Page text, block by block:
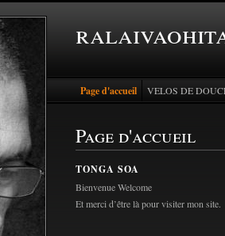
Page d'accueil VELOS DE
Page d'accueil
TONGA SOA
Bienvenue Welcome
Et merci d’être là pour visiter mon site.